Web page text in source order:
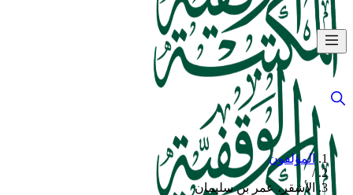
المؤلفون
/
الأشقر، عمر بن سليمان